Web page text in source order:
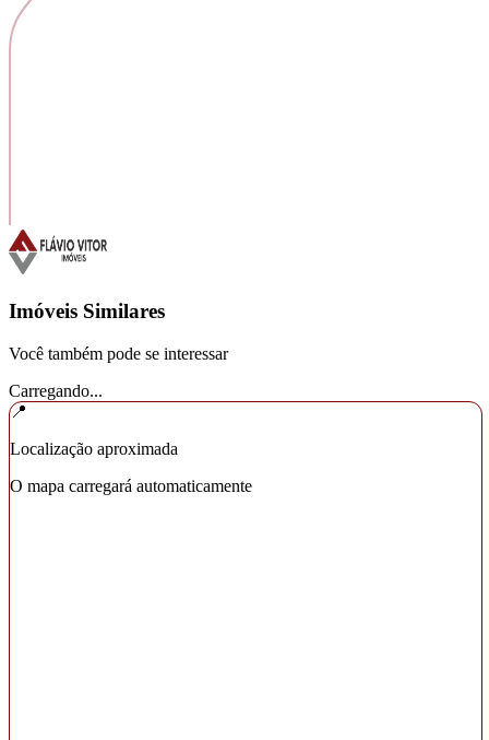
Imóveis Similares
Você também pode se interessar
Carregando...
📍
Localização aproximada
O mapa carregará automaticamente